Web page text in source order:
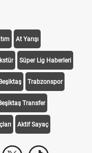
At Yarışı
Süper Lig Haberleri
Beşiktaş Trabzonspor
Transfer
Aktif Sayaç